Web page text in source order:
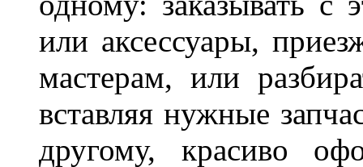
или аксессуары,
мастерам, или
вставляя нужные
другому, красиво